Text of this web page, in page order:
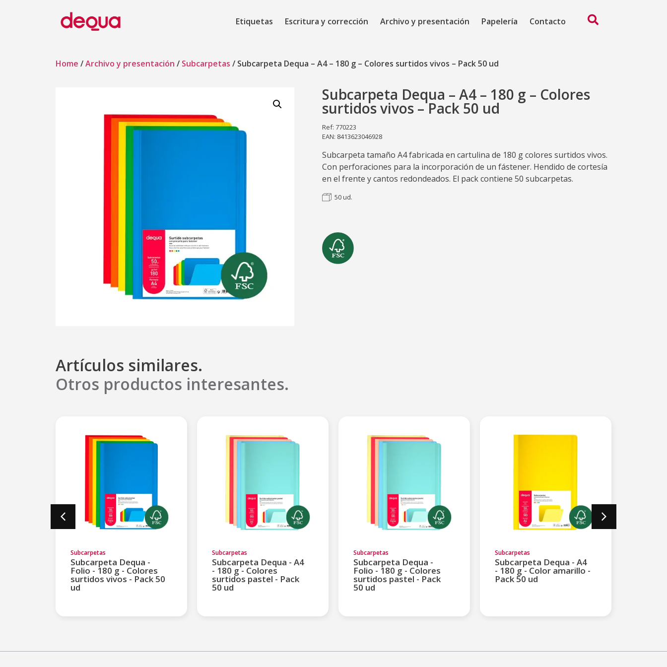
Etiquetas Escritura y corrección Archivo y presentación Papelería Contacto
Home /Archivo y presentación / Subcarpetas / Subcarpeta Dequa – A4 – 180 g – Colores surtidos vivos – Pack 50 ud
Subcarpeta Dequa – A4 – 180 g – Colores
surtidos vivos – Pack 50 ud
Ref: 770223
EAN: 8413623046928
Subcarpeta tamaño A4 fabricada en cartulina de 180 g colores surtidos vivos.
Con perforaciones para la incorporación de un fástener. Hendido de cortesía
en el frente y cantos redondeados. El pack contiene 50 subcarpetas.
50 ud.
Artículos similares.
Otros productos interesantes.
Subcarpetas
Subcarpeta Dequa -
Folio - 180 g - Colores
surtidos vivos - Pack 50
ud
Subcarpetas
Subcarpeta Dequa - A4
- 180 g - Colores
surtidos pastel - Pack
50 ud
Subcarpetas
Subcarpeta Dequa -
Folio - 180 g - Colores
surtidos pastel - Pack
50 ud
Subcarpetas
Subcarpeta Dequa - A4
- 180 g - Color amarillo -
Pack 50 ud